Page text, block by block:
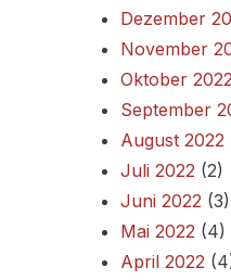
Dezember
November
Oktober 2022
September
August 2022
Juli 2022 (2)
Juni 2022 (3)
Mai 2022 (4)
April 2022